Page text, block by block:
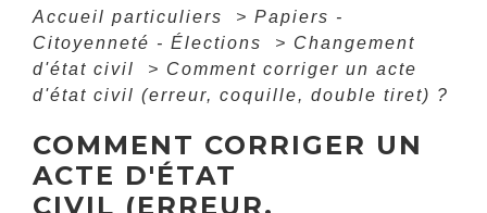
Accueil particuliers > Papiers -
Citoyenneté - Élections
> Changement
d'état civil
> Comment corriger un acte
d'état civil (erreur, coquille, double tiret) ?
COMMENT CORRIGER UN
ACTE D'ÉTAT
CIVIL (ERREUR,